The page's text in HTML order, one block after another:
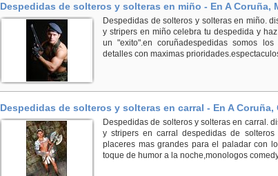
Despedidas de solteros y solteras en miño - En A Coruña,
Despedidas de solteros y solteras en miño.
y stripers en miño celebra tu despedida y
un "exito".en coruñadespedidas somos
detalles con maximas
Despedidas de solteros y solteras en carral - En A Coruña,
Despedidas de solteros y solteras en carral.
y stripers en carral despedidas de
placeres mas grandes para el paladar con
toque de humor a la noche,monologos